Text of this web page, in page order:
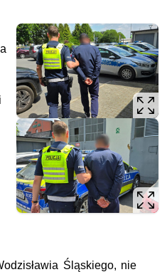
Śląskiego, nie